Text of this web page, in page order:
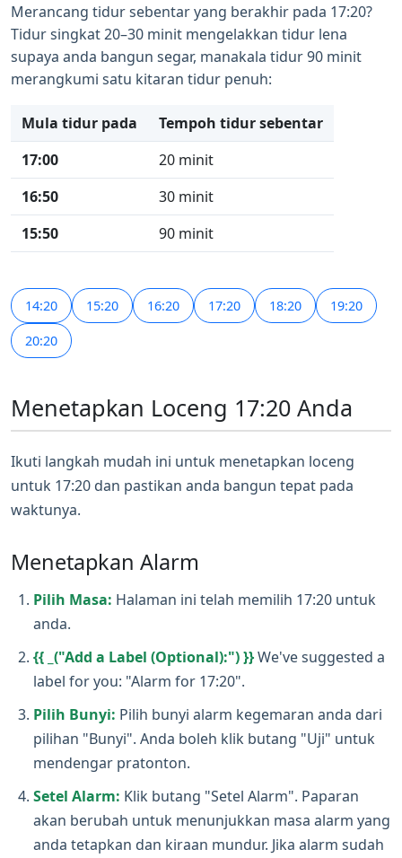
Merancang tidur sebentar yang berakhir pada 17:20?
Tidur singkat 20–30 minit mengelakkan tidur lena
supaya anda bangun segar, manakala tidur 90 minit
merangkumi satu kitaran tidur penuh:
Mula tidur pada
Tempoh tidur sebentar
17:00
20 minit
16:50
30 minit
15:50
90 minit
14:20 15:20 16:20 17:20 18:20 19:20
20:20
Menetapkan Loceng 17:20 Anda
Ikuti langkah mudah ini untuk menetapkan loceng
untuk 17:20 dan pastikan anda bangun tepat pada
waktunya.
Menetapkan Alarm
Pilih Masa: Halaman ini telah memilih 17:20 untuk
anda.
{{ _("Add a Label (Optional):") }}We've suggested a
label for you: "Alarm for 17:20".
Pilih Bunyi: Pilih bunyi alarm kegemaran anda dari
pilihan "Bunyi". Anda boleh klik butang "Uji" untuk
mendengar pratonton.
Setel Alarm: Klik butang "Setel Alarm". Paparan
akan berubah untuk menunjukkan masa alarm yang
anda tetapkan dan kiraan mundur. Jika alarm sudah